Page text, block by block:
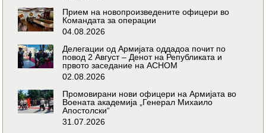
Прием на новопроизведените офицери во
Командата за операции
04.08.2026
Делегации од Армијата оддадоа почит по
повод 2 Август – Денот на Републиката и
првото заседание на АСНОМ
02.08.2026
Промовирани нови офицери на Армијата во
Воената академија „Генерал Михаило
Апостолски“
31.07.2026